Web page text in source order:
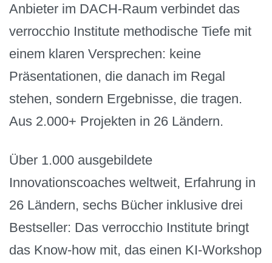
Anbieter im DACH-Raum verbindet das
verrocchio Institute methodische Tiefe mit
einem klaren Versprechen: keine
Präsentationen, die danach im Regal
stehen, sondern Ergebnisse, die tragen.
Aus 2.000+ Projekten in 26 Ländern.
Über 1.000 ausgebildete
Innovationscoaches weltweit, Erfahrung in
26 Ländern, sechs Bücher inklusive drei
Bestseller: Das verrocchio Institute bringt
das Know-how mit, das einen KI-Workshop